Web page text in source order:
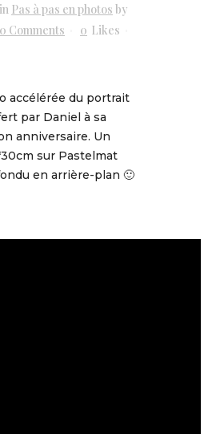
in Pas à pas en photos by
0 Comments 0 Likes
accélérée du portrait
par Daniel à sa
anniversaire. Un
sur Pastelmat
en arrière-plan 🙂